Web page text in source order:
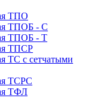
ТПО
ТПОБ - С
ТПОБ - Т
ТПСР
ТС с сетчатыми
ТСРС
ТФЛ